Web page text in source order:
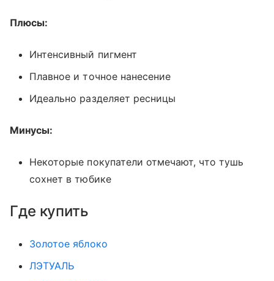
Плюсы:
Интенсивный пигмент
Плавное и точное нанесение
Идеально разделяет ресницы
Минусы:
Некоторые покупатели отмечают, что тушь
сохнет в тюбике
Где купить
Золотое яблоко
ЛЭТУАЛЬ